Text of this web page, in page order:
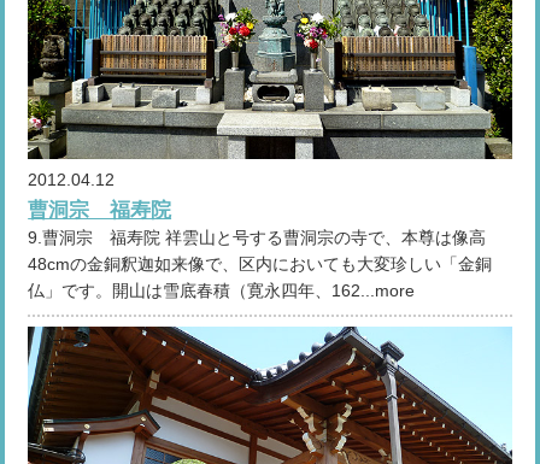
2012.04.12
曹洞宗 福寿院
9.曹洞宗 福寿院 祥雲山と号する曹洞宗の寺で、本尊は像高
48cmの金銅釈迦如来像で、区内においても大変珍しい「金銅
仏」です。開山は雪底春積（寛永四年、162...more